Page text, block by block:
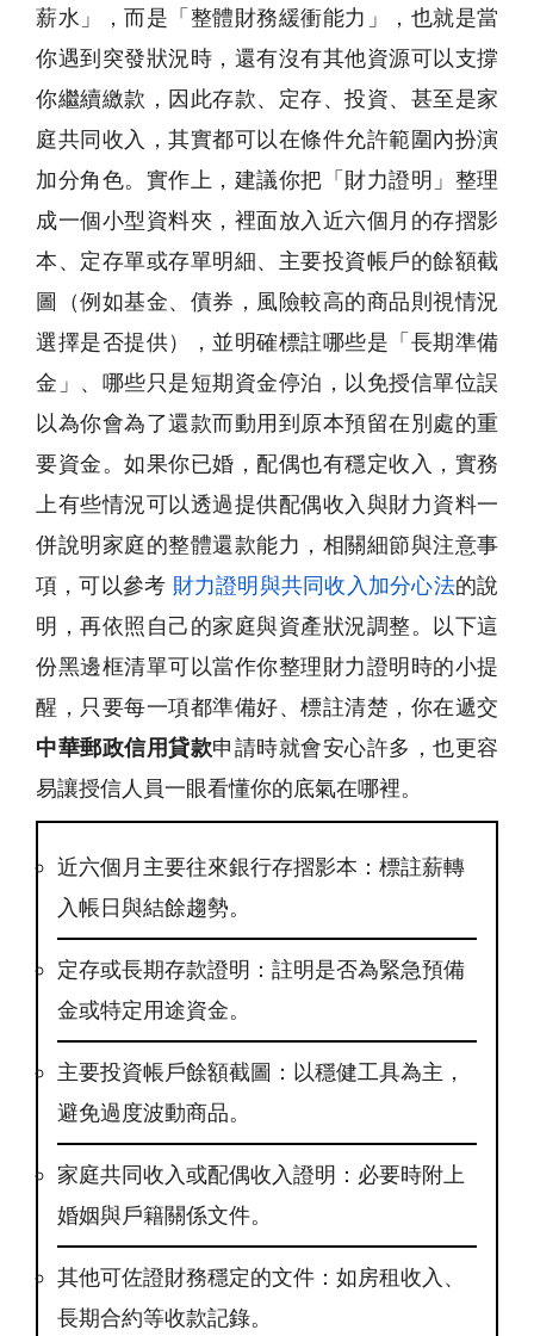
薪水」，而是「整體財務緩衝能力」，也就是當
你遇到突發狀況時，還有沒有其他資源可以支撐
你繼續繳款，因此存款、定存、投資、甚至是家
庭共同收入，其實都可以在條件允許範圍內扮演
加分角色。實作上，建議你把「財力證明」整理
成一個小型資料夾，裡面放入近六個月的存摺影
本、定存單或存單明細、主要投資帳戶的餘額截
圖（例如基金、債券，風險較高的商品則視情況
選擇是否提供），並明確標註哪些是「長期準備
金」、哪些只是短期資金停泊，以免授信單位誤
以為你會為了還款而動用到原本預留在別處的重
要資金。如果你已婚，配偶也有穩定收入，實務
上有些情況可以透過提供配偶收入與財力資料一
併說明家庭的整體還款能力，相關細節與注意事
項，可以參考 財力證明與共同收入加分心法的說
明，再依照自己的家庭與資產狀況調整。以下這
份黑邊框清單可以當作你整理財力證明時的小提
醒，只要每一項都準備好、標註清楚，你在遞交
中華郵政信用貸款申請時就會安心許多，也更容
易讓授信人員一眼看懂你的底氣在哪裡。
近六個月主要往來銀行存摺影本：標註薪轉
入帳日與結餘趨勢。
定存或長期存款證明：註明是否為緊急預備
金或特定用途資金。
主要投資帳戶餘額截圖：以穩健工具為主，
避免過度波動商品。
家庭共同收入或配偶收入證明：必要時附上
婚姻與戶籍關係文件。
其他可佐證財務穩定的文件：如房租收入、
長期合約等收款記錄。